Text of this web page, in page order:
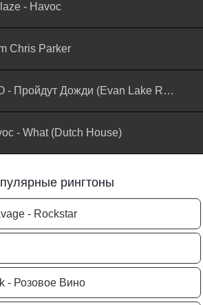
- Havoc
Chris Parker
DJ HaLF & SERPO - Пройдут Дожди (Evan Lake Remix)
- What (Dutch House)
рингтоны
- Rockstar
- Розовое Вино